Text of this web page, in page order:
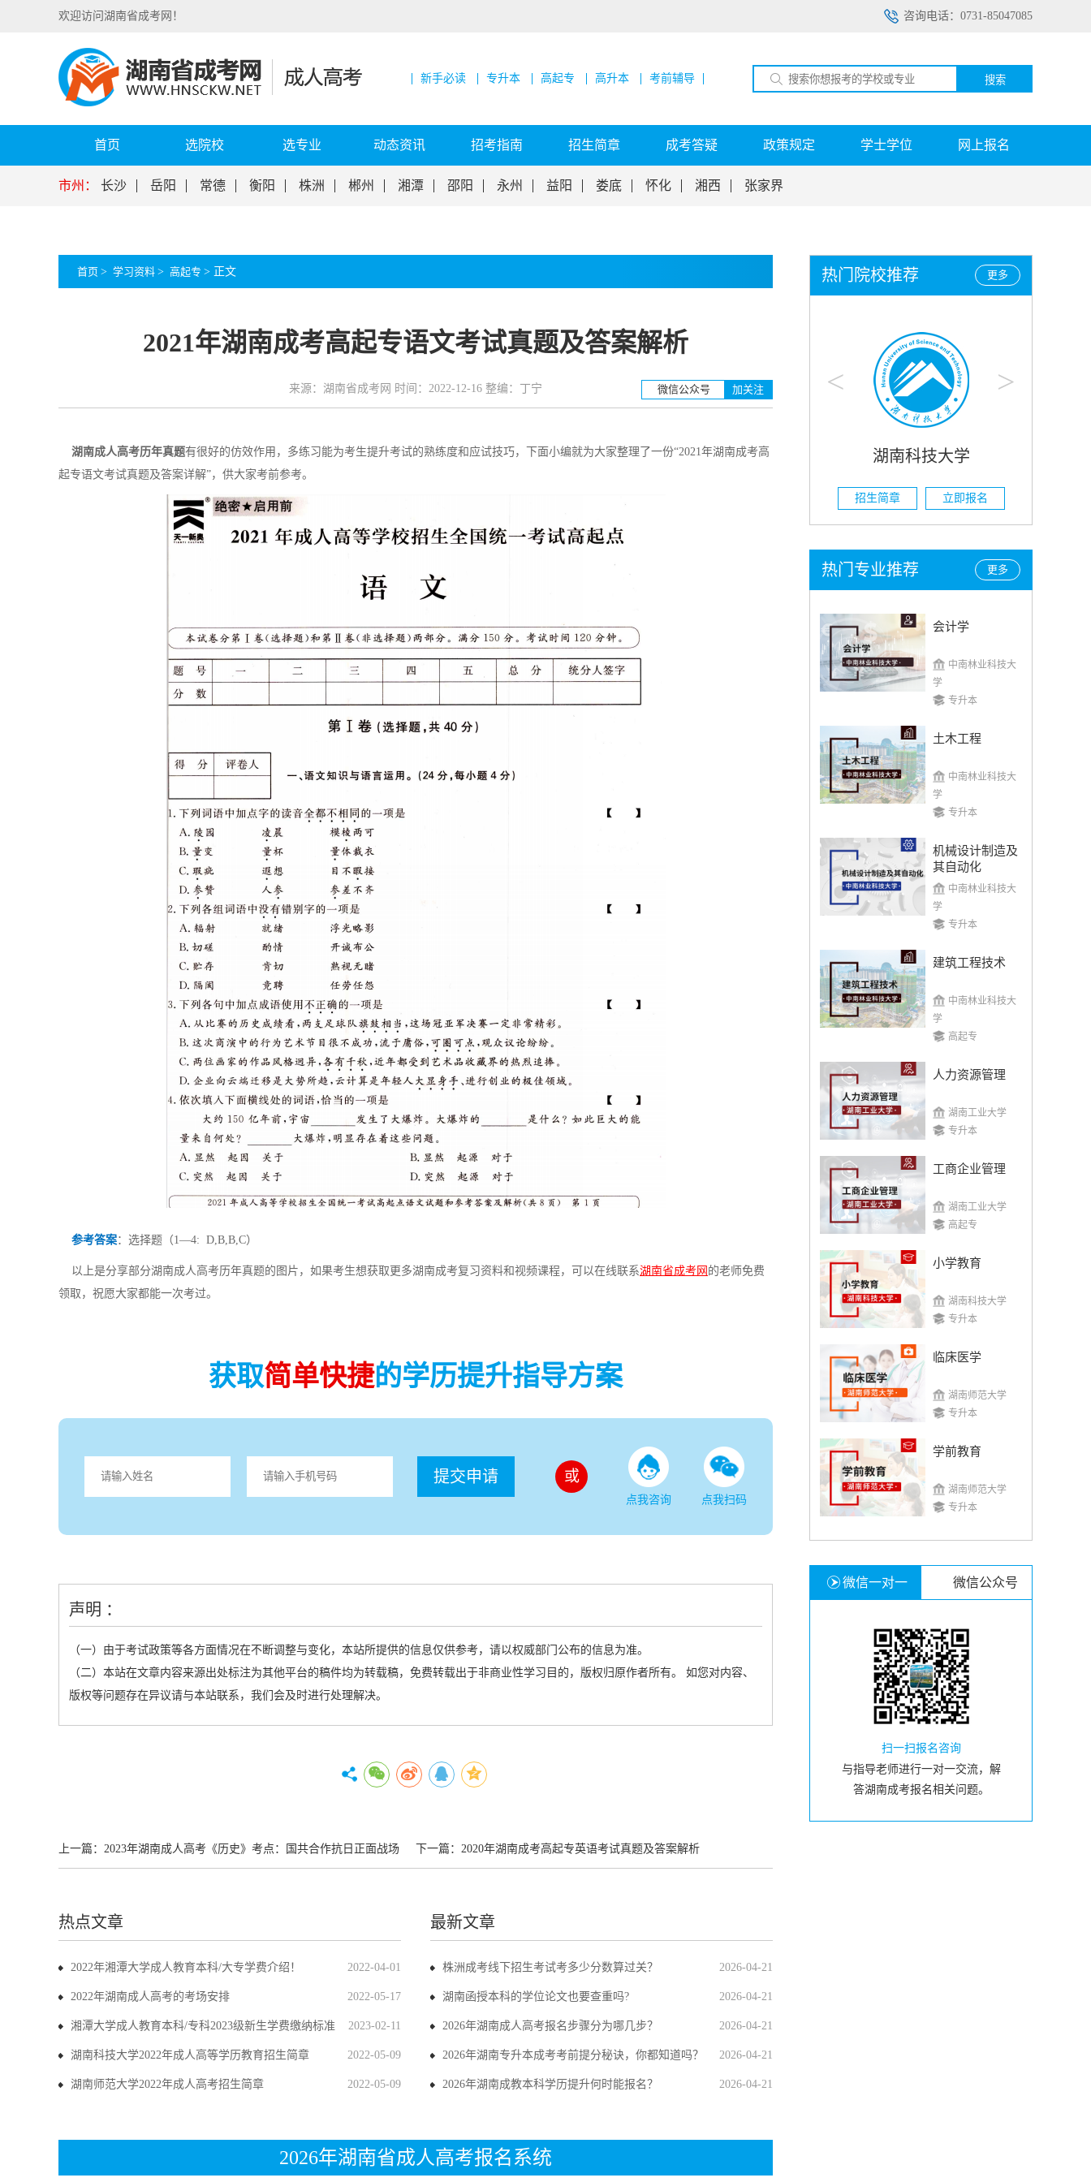
咨询电话：0731-85047085
欢迎访问湖南省成考网！
新手必读 专升本 高起专 高升本 考前辅导 搜索
首页 选院校 选专业 动态资讯 招考指南 招生简章 成考答疑 政策规定 学士学位 网上报名
市州： 长沙 岳阳 常德 衡阳 株洲 郴州 湘潭 邵阳 永州 益阳 娄底 怀化 湘西 张家界
首页 > 学习资料 > 高起专 > 正文
2021年湖南成考高起专语文考试真题及答案解析
来源：湖南省成考网 时间：2022-12-16 整编：丁宁 微信公众号 加关注
湖南成人高考历年真题有很好的仿效作用，多练习能为考生提升考试的熟练度和应试技巧，下面小编就为大家整理了一份“2021年湖南成考高
起专语文考试真题及答案详解”，供大家考前参考。
参考答案：选择题（1—4: D,B,B,C）
以上是分享部分湖南成人高考历年真题的图片，如果考生想获取更多湖南成考复习资料和视频课程，可以在线联系湖南省成考网 的老师免费
领取，祝愿大家都能一次考过。
获取简单快捷的学历提升指导方案
提交申请 或
点我咨询 点我扫码
声明 ：
（一）由于考试政策等各方面情况在不断调整与变化，本站所提供的信息仅供参考，请以权威部门公布的信息为准。
（二）本站在文章内容来源出处标注为其他平台的稿件均为转载稿，免费转载出于非商业性学习目的，版权归原作者所有。 如您对内容、
版权等问题存在异议请与本站联系，我们会及时进行处理解决。
上一篇： 2023年湖南成人高考《历史》考点：国共合作抗日正面战场 下一篇： 2020年湖南成考高起专英语考试真题及答案解析
热点文章
2022-04-01
2022年湘潭大学成人教育本科/大专学费介绍！
2022-05-17
2022年湖南成人高考的考场安排
2023-02-11
湘潭大学成人教育本科/专科2023级新生学费缴纳标准
2022-05-09
湖南科技大学2022年成人高等学历教育招生简章
2022-05-09
湖南师范大学2022年成人高考招生简章
最新文章
2026-04-21
株洲成考线下招生考试考多少分数算过关？
2026-04-21
湖南函授本科的学位论文也要查重吗?
2026-04-21
2026年湖南成人高考报名步骤分为哪几步？
2026-04-21
2026年湖南专升本成考考前提分秘诀，你都知道吗？
2026-04-21
2026年湖南成教本科学历提升何时能报名？
2026年湖南省成人高考报名系统
更多
热门院校推荐
< >
湖南工业大学 湖南科技大学 湖南农业大学
招生简章 立即报名
更多
热门专业推荐
会计学
中南林业科技大
学
专升本
土木工程
中南林业科技大
学
专升本
机械设计制造及
其自动化
中南林业科技大
学
专升本
建筑工程技术
中南林业科技大
学
高起专
人力资源管理
湖南工业大学
专升本
工商企业管理
湖南工业大学
高起专
小学教育
湖南科技大学
专升本
临床医学
湖南师范大学
专升本
学前教育
湖南师范大学
专升本
微信一对一 微信公众号
扫一扫报名咨询
与指导老师进行一对一交流，解
答湖南成考报名相关问题。